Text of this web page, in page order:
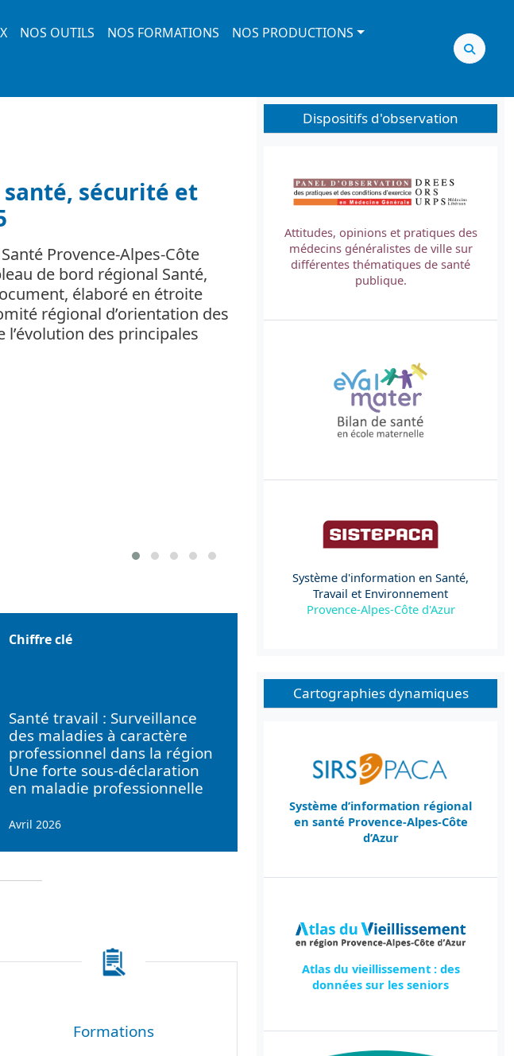
NOS OUTILS NOS FORMATIONS
NOS PRODUCTIONS
sécurité et
Provence-Alpes-Côte
de bord régional Santé,
élaboré en étroite
régional d’orientation des
l’évolution des principales
Chiffre clé
Santé travail : Surveillance
des maladies à caractère
professionnel dans la région
Une forte sous-déclaration
en maladie professionnelle
Avril 2026
Formations
Dispositifs d'observation
Attitudes, opinions et pratiques des
médecins généralistes de ville sur
différentes thématiques de santé
publique.
Système d'information en Santé,
Travail et Environnement
Provence-Alpes-Côte d'Azur
Cartographies dynamiques
Système d’information régional
en santé Provence-Alpes-Côte
d’Azur
Atlas du vieillissement : des
données sur les seniors